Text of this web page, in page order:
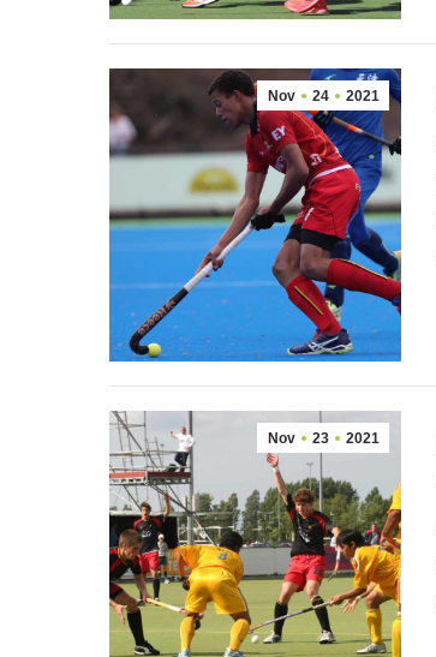
Nov 24 2021
Nov 23 2021